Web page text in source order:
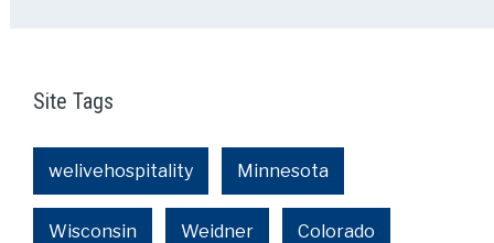
Site Tags
welivehospitality Minnesota
Wisconsin Weidner Colorado